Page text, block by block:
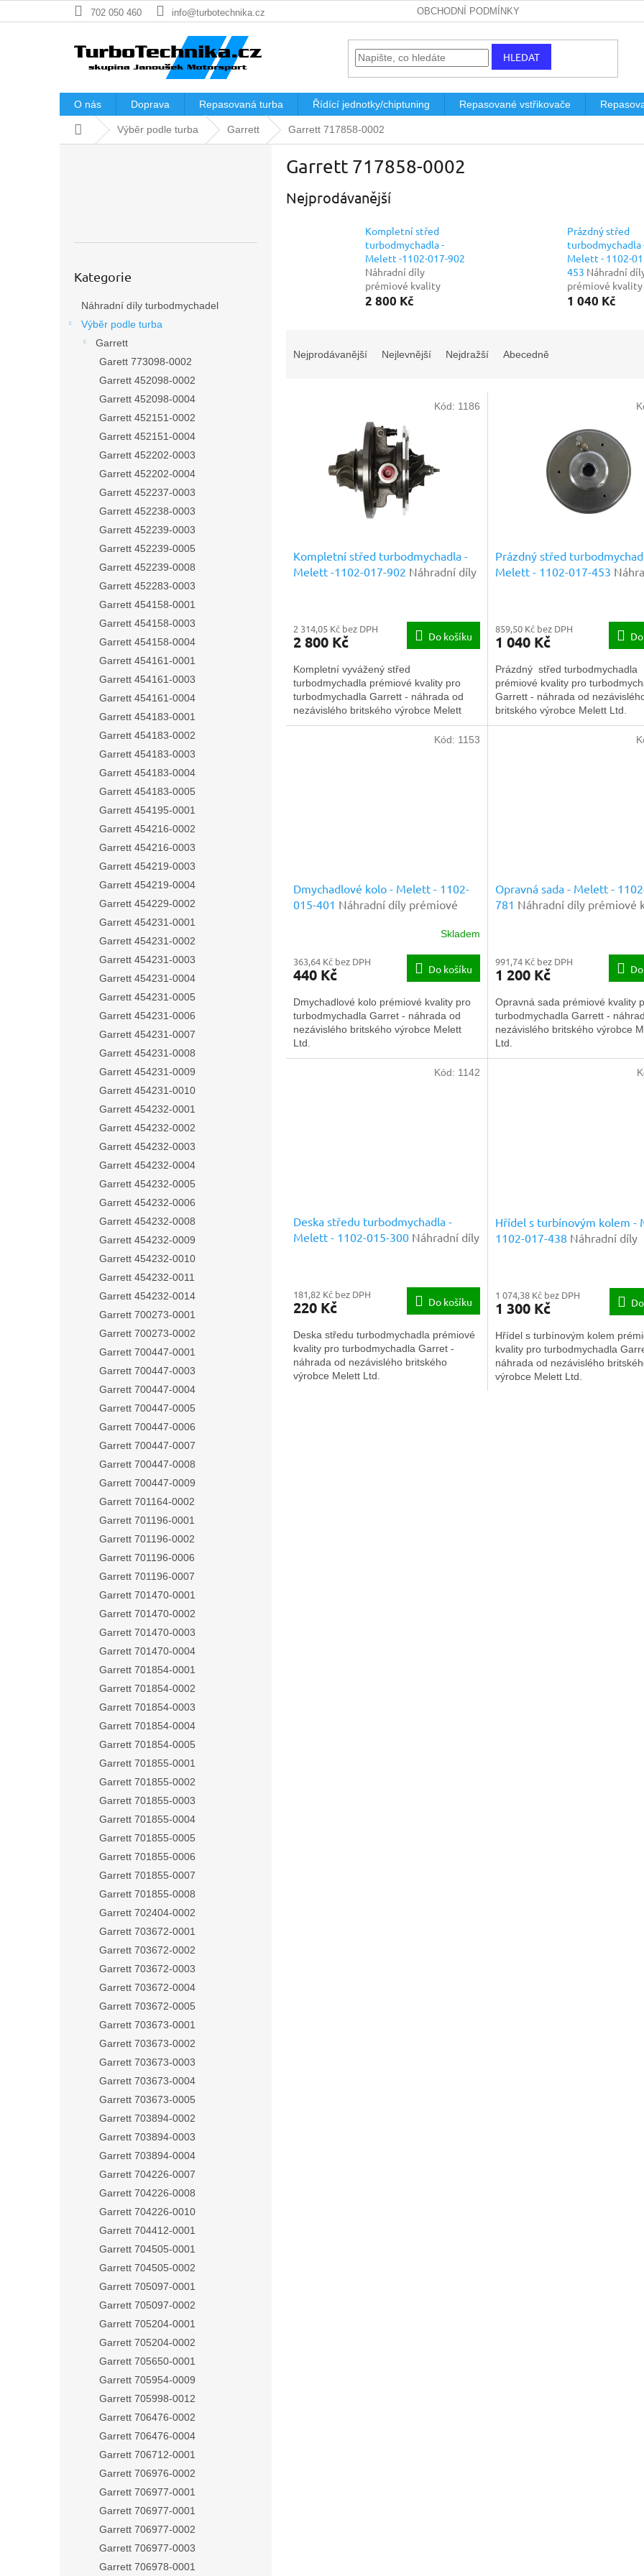
na
702 050 460 info@turbotechnika.cz OBCHODNÍ PODMÍNKY
HLEDAT
O nás Doprava Repasovaná turba Řídící jednotky/chiptuning Repasované vstřikovače
Domů Výběr podle turba Garrett Garrett 717858-0002
kategorie
Kategorie
Náhradní díly turbodmychadel
Výběr podle turba
Garrett
Garett 773098-0002
Garrett 452098-0002
Garrett 452098-0004
Garrett 452151-0002
Garrett 452151-0004
Garrett 452202-0003
Garrett 452202-0004
Garrett 452237-0003
Garrett 452238-0003
Garrett 452239-0003
Garrett 452239-0005
Garrett 452239-0008
Garrett 452283-0003
Garrett 454158-0001
Garrett 454158-0003
Garrett 454158-0004
Garrett 454161-0001
Garrett 454161-0003
Garrett 454161-0004
Garrett 454183-0001
Garrett 454183-0002
Garrett 454183-0003
Garrett 454183-0004
Garrett 454183-0005
Garrett 454195-0001
Garrett 454216-0002
Garrett 454216-0003
Garrett 454219-0003
Garrett 454219-0004
Garrett 454229-0002
Garrett 454231-0001
Garrett 454231-0002
Garrett 454231-0003
Garrett 454231-0004
Garrett 454231-0005
Garrett 454231-0006
Garrett 454231-0007
Garrett 454231-0008
Garrett 454231-0009
Garrett 454231-0010
Garrett 454232-0001
Garrett 454232-0002
Garrett 454232-0003
Garrett 454232-0004
Garrett 454232-0005
Garrett 454232-0006
Garrett 454232-0008
Garrett 454232-0009
Garrett 454232-0010
Garrett 454232-0011
Garrett 454232-0014
Garrett 700273-0001
Garrett 700273-0002
Garrett 700447-0001
Garrett 700447-0003
Garrett 700447-0004
Garrett 700447-0005
Garrett 700447-0006
Garrett 700447-0007
Garrett 700447-0008
Garrett 700447-0009
Garrett 701164-0002
Garrett 701196-0001
Garrett 701196-0002
Garrett 701196-0006
Garrett 701196-0007
Garrett 701470-0001
Garrett 701470-0002
Garrett 701470-0003
Garrett 701470-0004
Garrett 701854-0001
Garrett 701854-0002
Garrett 701854-0003
Garrett 701854-0004
Garrett 701854-0005
Garrett 701855-0001
Garrett 701855-0002
Garrett 701855-0003
Garrett 701855-0004
Garrett 701855-0005
Garrett 701855-0006
Garrett 701855-0007
Garrett 701855-0008
Garrett 702404-0002
Garrett 703672-0001
Garrett 703672-0002
Garrett 703672-0003
Garrett 703672-0004
Garrett 703672-0005
Garrett 703673-0001
Garrett 703673-0002
Garrett 703673-0003
Garrett 703673-0004
Garrett 703673-0005
Garrett 703894-0002
Garrett 703894-0003
Garrett 703894-0004
Garrett 704226-0007
Garrett 704226-0008
Garrett 704226-0010
Garrett 704412-0001
Garrett 704505-0001
Garrett 704505-0002
Garrett 705097-0001
Garrett 705097-0002
Garrett 705204-0001
Garrett 705204-0002
Garrett 705650-0001
Garrett 705954-0009
Garrett 705998-0012
Garrett 706476-0002
Garrett 706476-0004
Garrett 706712-0001
Garrett 706976-0002
Garrett 706977-0001
Garrett 706977-0001
Garrett 706977-0002
Garrett 706977-0003
Garrett 706978-0001
Garrett 717858-0002
Nejprodávanější
Kompletní střed
turbodmychadla -
Melett -1102-017-902
Náhradní díly
prémiové kvality
2 800 Kč
Prázdný střed
turbodmychadla
Melett - 1102-
453 Náhradní
prémiové kvality
1 040 Kč
Nejprodávanější Nejlevnější Nejdražší Abecedně
Kompletní střed turbodmychadla -
Melett -1102-017-902 Náhradní díly
2 314,05 Kč bez DPH
2 800 Kč Do košíku
Kompletní vyvážený střed
turbodmychadla prémiové kvality pro
turbodmychadla Garrett - náhrada od
nezávislého britského výrobce Melett
Ltd.
Kód: 1186
Prázdný střed
Melett - 1102-017-453
859,50 Kč bez DPH
1 040 Kč
Prázdný střed turbodmychadla
prémiové kvality pro
Garrett - náhrada od
britského výrobce Melett Ltd.
Dmychadlové kolo - Melett - 1102-
015-401 Náhradní díly prémiové
Skladem
363,64 Kč bez DPH
440 Kč Do košíku
Dmychadlové kolo prémiové kvality pro
turbodmychadla Garret - náhrada od
nezávislého britského výrobce Melett
Ltd.
Kód: 1153
Opravná sada - Melett -
781 Náhradní díly prémiové
991,74 Kč bez DPH
1 200 Kč
Opravná sada prémiové kvality
turbodmychadla Garrett -
nezávislého britského výrobce
Ltd.
Deska středu turbodmychadla -
Melett - 1102-015-300 Náhradní díly
181,82 Kč bez DPH
220 Kč Do košíku
Deska středu turbodmychadla prémiové
kvality pro turbodmychadla Garret -
náhrada od nezávislého britského
výrobce Melett Ltd.
Kód: 1142
Hřídel s turbínovým kolem -
1102-017-438 Náhradní díly
1 074,38 Kč bez DPH
1 300 Kč
Hřídel s turbínovým kolem
kvality pro turbodmychadla
náhrada od nezávislého
výrobce Melett Ltd.